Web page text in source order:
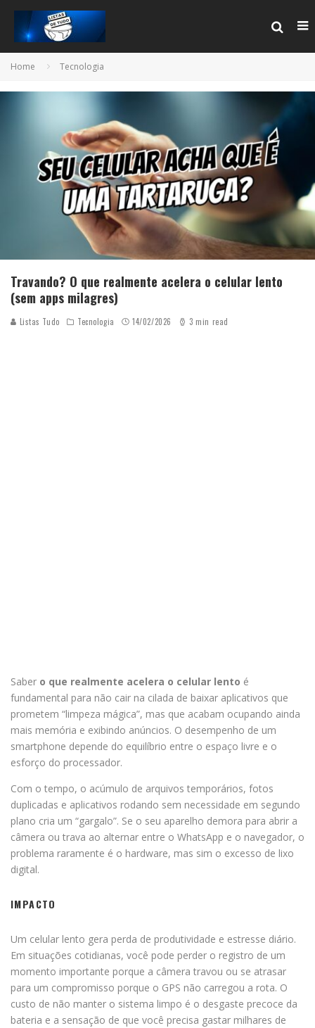
Home Tecnologia
Travando? O que realmente acelera o celular lento
(sem apps milagres)
Listas Tudo Tecnologia 14/02/2026 3 min read
Saber o que realmente acelera o celular lento é
fundamental para não cair na cilada de baixar aplicativos que
prometem “limpeza mágica”, mas que acabam ocupando ainda
mais memória e exibindo anúncios. O desempenho de um
smartphone depende do equilíbrio entre o espaço livre e o
esforço do processador.
Com o tempo, o acúmulo de arquivos temporários, fotos
duplicadas e aplicativos rodando sem necessidade em segundo
plano cria um “gargalo”. Se o seu aparelho demora para abrir a
câmera ou trava ao alternar entre o WhatsApp e o navegador, o
problema raramente é o hardware, mas sim o excesso de lixo
digital.
IMPACTO
Um celular lento gera perda de produtividade e estresse diário.
Em situações cotidianas, você pode perder o registro de um
momento importante porque a câmera travou ou se atrasar
para um compromisso porque o GPS não carregou a rota. O
custo de não manter o sistema limpo é o desgaste precoce da
bateria e a sensação de que você precisa gastar milhares de